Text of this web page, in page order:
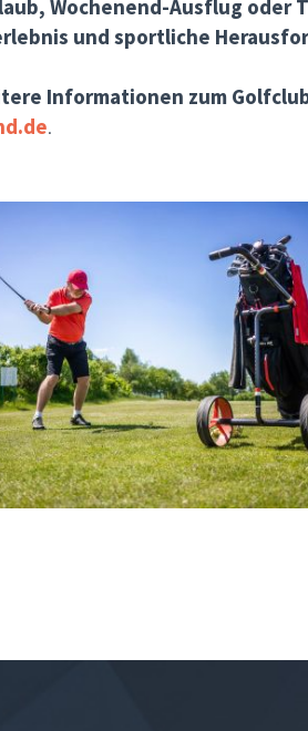
Wochenend-Ausflug oder
und sportliche
Informationen zum
.